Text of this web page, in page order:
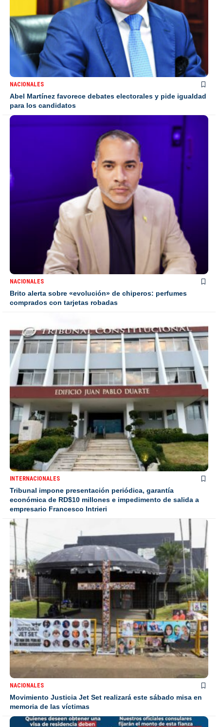
NACIONALES
Abel Martínez favorece debates electorales y pide igualdad
para los candidatos
NACIONALES
Brito alerta sobre «evolución» de chiperos: perfumes
comprados con tarjetas robadas
INTERNACIONALES
Tribunal impone presentación periódica, garantía
económica de RD$10 millones e impedimento de salida a
empresario Francesco Intrieri
NACIONALES
Movimiento Justicia Jet Set realizará este sábado misa en
memoria de las víctimas